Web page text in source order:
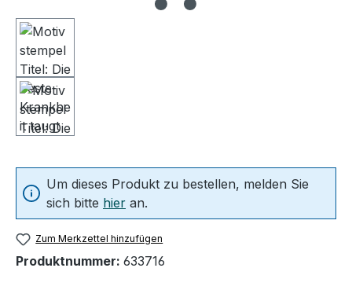
Um dieses Produkt zu bestellen, melden Sie
sich bitte hier an.
Zum Merkzettel hinzufügen
Produktnummer: 633716